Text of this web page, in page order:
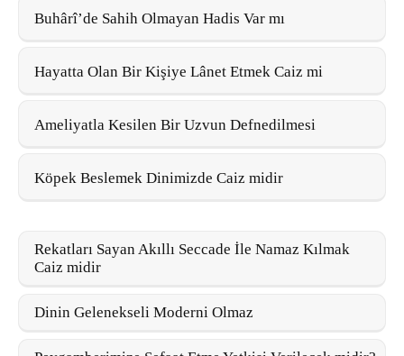
Buhârî’de Sahih Olmayan Hadis Var mı
Hayatta Olan Bir Kişiye Lânet Etmek Caiz mi
Ameliyatla Kesilen Bir Uzvun Defnedilmesi
Köpek Beslemek Dinimizde Caiz midir
Rekatları Sayan Akıllı Seccade İle Namaz Kılmak
Caiz midir
Dinin Gelenekseli Moderni Olmaz